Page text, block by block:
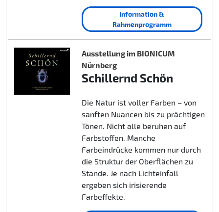
Information &
Rahmenprogramm
Ausstellung im BIONICUM
Nürnberg
Schillernd Schön
Die Natur ist voller Farben – von
sanften Nuancen bis zu prächtigen
Tönen. Nicht alle beruhen auf
Farbstoffen. Manche
Farbeindrücke kommen nur durch
die Struktur der Oberflächen zu
Stande. Je nach Lichteinfall
ergeben sich irisierende
Farbeffekte.